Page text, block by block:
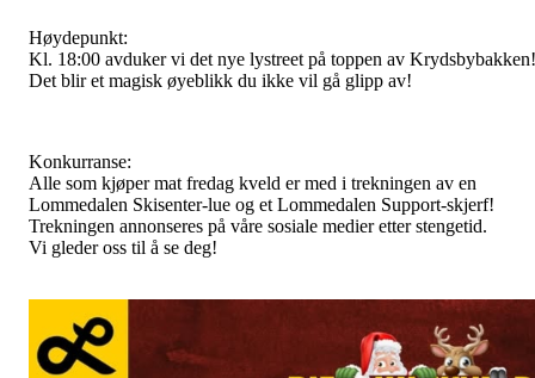
Høydepunkt:
Kl. 18:00 avduker vi det nye lystreet på toppen av Krydsbybakken!
Det blir et magisk øyeblikk du ikke vil gå glipp av!
Konkurranse:
Alle som kjøper mat fredag kveld er med i trekningen av en
Lommedalen Skisenter-lue og et Lommedalen Support-skjerf!
Trekningen annonseres på våre sosiale medier etter stengetid.
Vi gleder oss til å se deg!